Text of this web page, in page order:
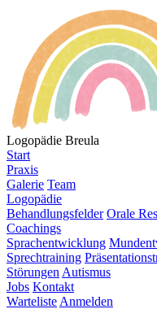
Logopädie Breula
Start
Praxis
Galerie Team
Logopädie
Behandlungsfelder Orale
Coachings
Sprachentwicklung
Sprechtraining
Störungen Autismus
Jobs Kontakt
Warteliste Anmelden